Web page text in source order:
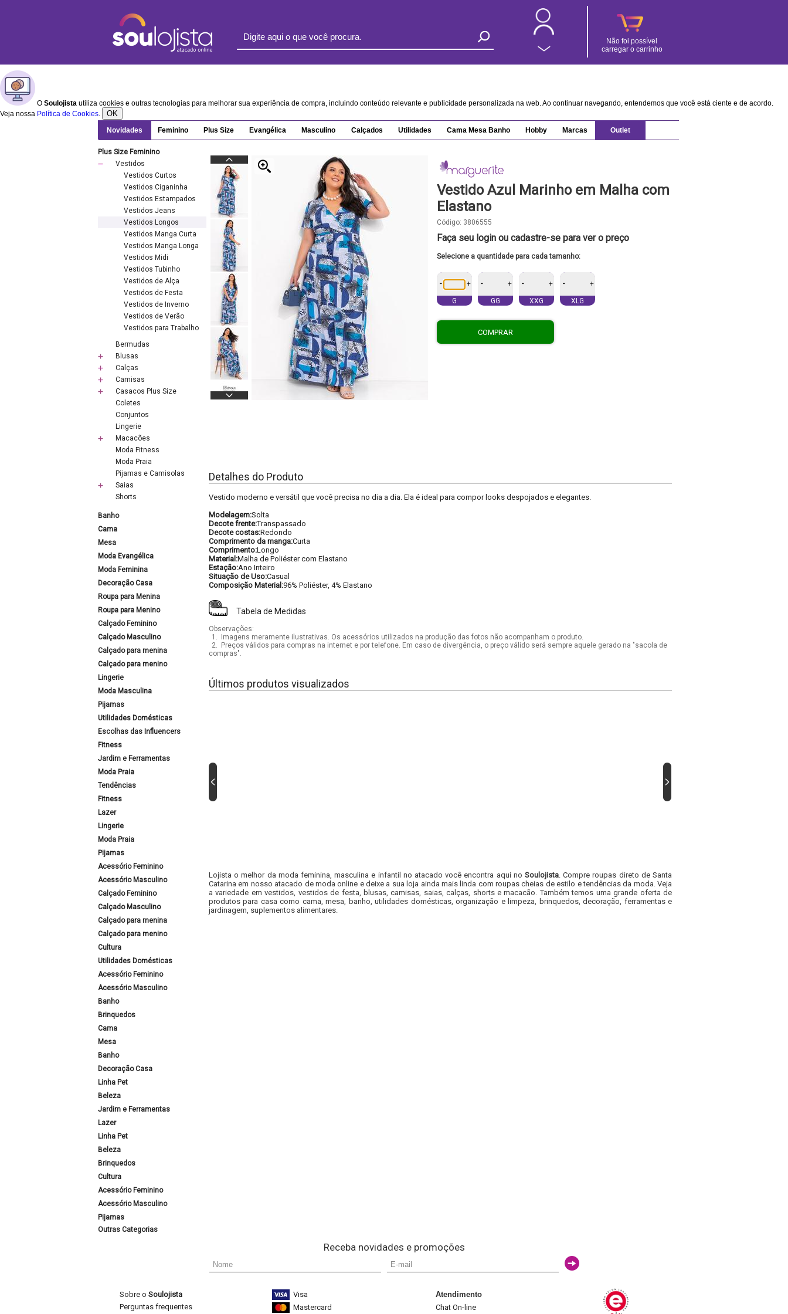
Não foi possível
carregar o carrinho
O Soulojista utiliza cookies e outras tecnologias para melhorar sua experiência de compra, incluindo conteúdo relevante e publicidade personalizada na web. Ao continuar navegando, entendemos que você está ciente e de acordo.
Veja nossa Política de Cookies. OK
Novidades Feminino Plus Size Evangélica Masculino Calçados Utilidades Cama Mesa Banho Hobby Marcas Outlet
Plus Size Feminino
Vestidos
Vestidos Curtos
Vestidos Ciganinha
Vestidos Estampados
Vestidos Jeans
Vestidos Longos
Vestidos Manga Curta
Vestidos Manga Longa
Vestidos Midi
Vestidos Tubinho
Vestidos de Alça
Vestidos de Festa
Vestidos de Inverno
Vestidos de Verão
Vestidos para Trabalho
Bermudas
Blusas
Calças
Camisas
Casacos Plus Size
Coletes
Conjuntos
Lingerie
Macacões
Moda Fitness
Moda Praia
Pijamas e Camisolas
Saias
Shorts
Banho
Cama
Mesa
Moda Evangélica
Moda Feminina
Decoração Casa
Roupa para Menina
Roupa para Menino
Calçado Feminino
Calçado Masculino
Calçado para menina
Calçado para menino
Lingerie
Moda Masculina
Pijamas
Utilidades Domésticas
Escolhas das Influencers
Fitness
Jardim e Ferramentas
Moda Praia
Tendências
Fitness
Lazer
Lingerie
Moda Praia
Pijamas
Acessório Feminino
Acessório Masculino
Calçado Feminino
Calçado Masculino
Calçado para menina
Calçado para menino
Cultura
Utilidades Domésticas
Acessório Feminino
Acessório Masculino
Banho
Brinquedos
Cama
Mesa
Banho
Decoração Casa
Linha Pet
Beleza
Jardim e Ferramentas
Lazer
Linha Pet
Beleza
Brinquedos
Cultura
Acessório Feminino
Acessório Masculino
Pijamas
Outras Categorias
Vestido Azul Marinho em Malha com
Elastano
Código: 3806555
Faça seu login ou cadastre-se para ver o preço
Selecione a quantidade para cada tamanho:
- +
G
- +
GG
- +
XXG
- +
XLG
COMPRAR
Detalhes do Produto
Vestido moderno e versátil que você precisa no dia a dia. Ela é ideal para compor looks despojados e elegantes.
Modelagem:Solta
Decote frente:Transpassado
Decote costas:Redondo
Comprimento da manga:Curta
Comprimento:Longo
Material:Malha de Poliéster com Elastano
Estação:Ano Inteiro
Situação de Uso:Casual
Composição Material:96% Poliéster, 4% Elastano
Tabela de Medidas
Observações:
1.
Imagens meramente ilustrativas. Os acessórios utilizados na produção das fotos não acompanham o produto.
2.
Preços válidos para compras na internet e por telefone. Em caso de divergência, o preço válido será sempre aquele gerado na "sacola de
compras".
Últimos produtos visualizados
Lojista o melhor da moda feminina, masculina e infantil no atacado você encontra aqui no Soulojista. Compre roupas direto de Santa
Catarina em nosso atacado de moda online e deixe a sua loja ainda mais linda com roupas cheias de estilo e tendências da moda. Veja
a variedade em vestidos, vestidos de festa, blusas, camisas, saias, calças, shorts e macacão. Também temos uma grande oferta de
produtos para casa como cama, mesa, banho, utilidades domésticas, organização e limpeza, brinquedos, decoração, ferramentas e
jardinagem, suplementos alimentares.
Receba novidades e promoções
Sobre o Soulojista
Perguntas frequentes
Visa
Mastercard
Atendimento
Chat On-line